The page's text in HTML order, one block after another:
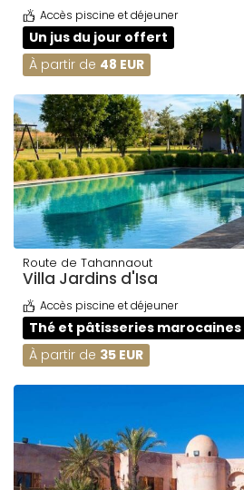
Accès piscine et déjeuner
Un jus du jour offert
À partir de 48 EUR
Route de Tahannaout
Villa Jardins d'Isa
Accès piscine et déjeuner
Thé et pâtisseries
À partir de 35 EUR